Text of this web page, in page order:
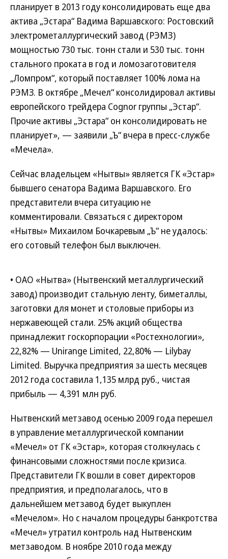
планирует в 2013 году консолидировать еще два
актива „Эстара“ Вадима Варшавского: Ростовский
электрометаллургический завод (РЭМЗ)
мощностью 730 тыс. тонн стали и 530 тыс. тонн
стального проката в год и ломозаготовителя
„Ломпром“, который поставляет 100% лома на
РЭМЗ. В октябре „Мечел“ консолидировал активы
европейского трейдера Cognor группы „Эстар“.
Прочие активы „Эстара“ он консолидировать не
планирует», — заявили „Ъ“ вчера в пресс-службе
«Мечела».
Сейчас владельцем «Нытвы» является ГК «Эстар»
бывшего сенатора Вадима Варшавского. Его
представители вчера ситуацию не
комментировали. Связаться с директором
«Нытвы» Михаилом Бочкаревым „Ъ“ не удалось:
его сотовый телефон был выключен.
• ОАО «Нытва» (Нытвенский металлургический
завод) производит стальную ленту, биметаллы,
заготовки для монет и столовые приборы из
нержавеющей стали. 25% акций общества
принадлежит госкорпорации «Ростехнологии»,
22,82% — Unirange Limited, 22,80% — Lilybay
Limited. Выручка предприятия за шесть месяцев
2012 года составила 1,135 млрд руб., чистая
прибыль — 4,391 млн руб.
Нытвенский метзавод осенью 2009 года перешел
в управление металлургической компании
«Мечел» от ГК «Эстар», которая столкнулась с
финансовыми сложностями после кризиса.
Представители ГК вошли в совет директоров
предприятия, и предполагалось, что в
дальнейшем метзавод будет выкуплен
«Мечелом». Но с началом процедуры банкротства
«Мечел» утратил контроль над Нытвенским
метзаводом. В ноябре 2010 года между